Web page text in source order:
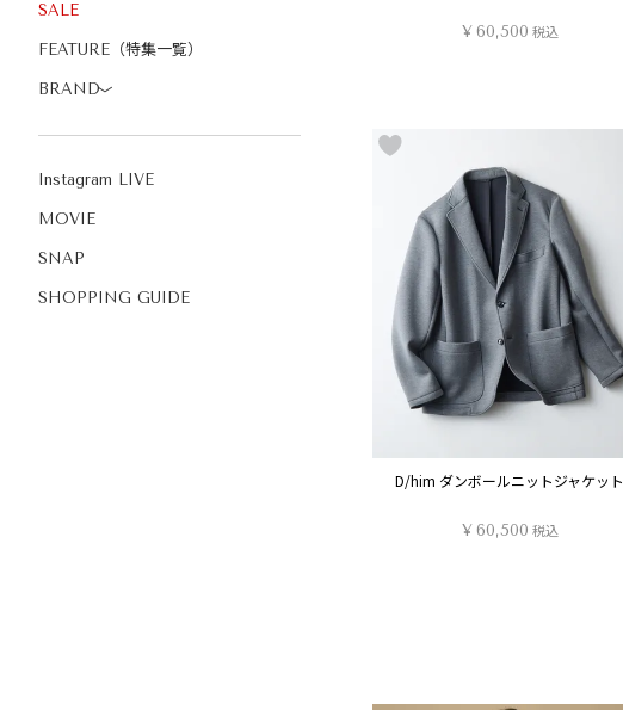
SALE
FEATURE（特集一覧）
BRAND〉
Instagram LIVE
MOVIE
SNAP
SHOPPING GUIDE
¥60,500 税込
D/him ダンボールニットジャケット
¥60,500 税込